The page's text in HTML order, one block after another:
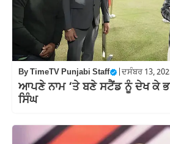
ByTimeTV Punjabi Staff ਦਸੰਬਰ 13,
ਆਪਣੇ ਨਾਮ ‘ਤੇ ਬਣੇ ਸਟੈਂਡ ਨੂੰ ਦੇਖ ਕੇ
ਸਿੰਘ